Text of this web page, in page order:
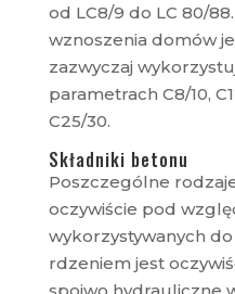
od LC8/9 do LC 80/
wznoszenia domów
zazwyczaj
parametrach C8/10,
C25/30.
Składniki betonu
Poszczególne
oczywiście pod
wykorzystywanych
rdzeniem jest